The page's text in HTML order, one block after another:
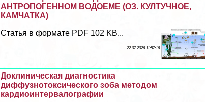
АНТРОПОГЕННОМ ВОДОЕМЕ (ОЗ. КУЛТУЧНОЕ,
КАМЧАТКА)
Статья в формате PDF 102 KB...
22 07 2026 11:57:16
Доклиническая диагностика
диффузнотоксического зоба методом
кардиоинтервалографии